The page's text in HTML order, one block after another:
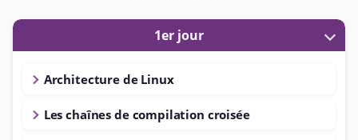
1er jour
Architecture de Linux
Les chaînes de compilation croisée